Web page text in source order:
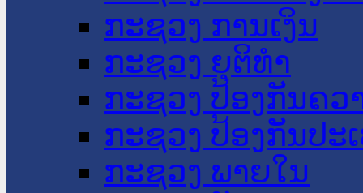
ກະຊວງ ການເງິນ
ກະຊວງ ຍຸຕິທໍາ
ກະຊວງ ປ້ອງກັນຄວ
ກະຊວງ ປ້ອງກັນປະ
ກະຊວງ ພາຍໃນ